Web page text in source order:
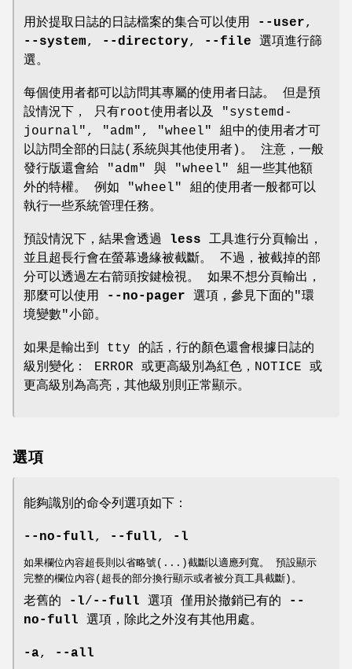
用於提取日誌的日誌檔案的集合可以使用 --user,
--system, --directory, --file 選項進行篩
選。
每個使用者都可以訪問其專屬的使用者日誌。 但是預
設情況下， 只有root使用者以及 "systemd-
journal", "adm", "wheel" 組中的使用者才可
以訪問全部的日誌(系統與其他使用者)。 注意，一般
發行版還會給 "adm" 與 "wheel" 組一些其他額
外的特權。 例如 "wheel" 組的使用者一般都可以
執行一些系統管理任務。
預設情況下，結果會透過 less 工具進行分頁輸出，
並且超長行會在螢幕邊緣被截斷。 不過，被截掉的部
分可以透過左右箭頭按鍵檢視。 如果不想分頁輸出，
那麼可以使用
--no-pager 選項，參見下面的"環
境變數"小節。
如果是輸出到 tty 的話，行的顏色還會根據日誌的
級別變化： ERROR 或更高級別為紅色，NOTICE 或
更高級別為高亮，其他級別則正常顯示。
選項
能夠識別的命令列選項如下：
--no-full, --full, -l
如果欄位內容超長則以省略號(...)截斷以適應列寬。 預設顯示
完整的欄位內容(超長的部分換行顯示或者被分頁工具截斷)。
老舊的 -l/ --full 選項 僅用於撤銷已有的
--
no-full 選項，除此之外沒有其他用處。
-a, --all